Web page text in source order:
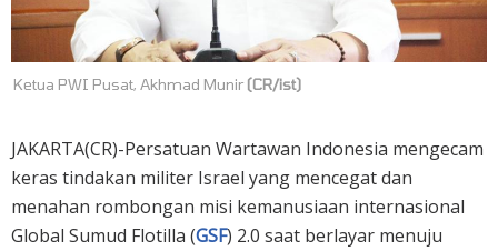
Ketua PWI Pusat, Akhmad Munir (CR/ist)
JAKARTA(CR)-Persatuan Wartawan Indonesia mengecam
keras tindakan militer Israel yang mencegat dan
menahan rombongan misi kemanusiaan internasional
Global Sumud Flotilla (GSF) 2.0 saat berlayar menuju